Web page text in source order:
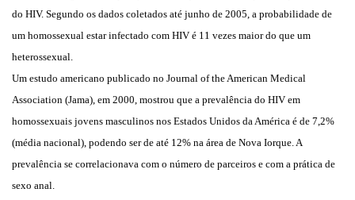
do HIV. Segundo os dados coletados até junho de 2005, a probabilidade de
um homossexual estar infectado com HIV é 11 vezes maior do que um
heterossexual.
Um estudo americano publicado no Journal of the American Medical
Association (Jama), em 2000, mostrou que a prevalência do HIV em
homossexuais jovens masculinos nos Estados Unidos da América é de 7,2%
(média nacional), podendo ser de até 12% na área de Nova Iorque. A
prevalência se correlacionava com o número de parceiros e com a prática de
sexo anal.